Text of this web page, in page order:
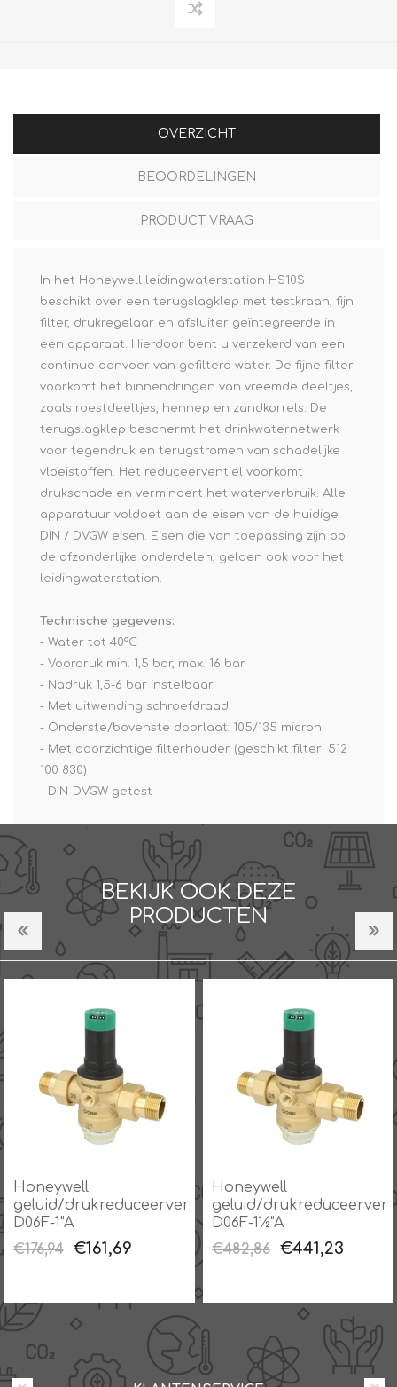
OVERZICHT
BEOORDELINGEN
PRODUCT VRAAG
In het Honeywell leidingwaterstation HS10S
beschikt over een terugslagklep met testkraan, fijn
filter, drukregelaar en afsluiter geïntegreerde in
een apparaat. Hierdoor bent u verzekerd van een
continue aanvoer van gefilterd water. De fijne filter
voorkomt het binnendringen van vreemde deeltjes,
zoals roestdeeltjes, hennep en zandkorrels. De
terugslagklep beschermt het drinkwaternetwerk
voor tegendruk en terugstromen van schadelijke
vloeistoffen. Het reduceerventiel voorkomt
drukschade en vermindert het waterverbruik. Alle
apparatuur voldoet aan de eisen van de huidige
DIN / DVGW eisen. Eisen die van toepassing zijn op
de afzonderlijke onderdelen, gelden ook voor het
leidingwaterstation.
Technische gegevens:
- Water tot 40°C
- Voordruk min. 1,5 bar, max. 16 bar
- Nadruk 1,5-6 bar instelbaar
- Met uitwending schroefdraad
- Onderste/bovenste doorlaat: 105/135 micron
- Met doorzichtige filterhouder (geschikt filter: 512
100 830)
- DIN-DVGW getest
BEKIJK OOK DEZE
PRODUCTEN
Honeywell
geluid/drukreduceerventiel
D06F-1"A
€176,94
€161,69
Honeywell
geluid/
D06F-1½"A
€482,86
€441,23